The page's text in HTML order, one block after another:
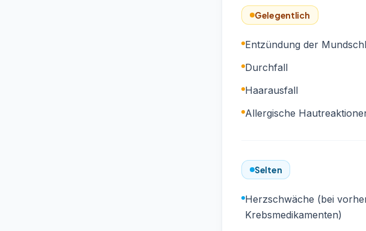
Gelegentlich
Entzündung der
Durchfall
Haarausfall
Allergische
Selten
Herzschwäche (bei
Krebsmedikamenten)